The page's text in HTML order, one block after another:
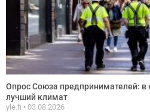
Опрос Союза предпринимателей:
лучший климат
yle.fi 03.08.2026